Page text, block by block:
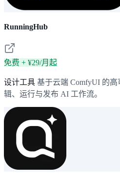
RunningHub
免费 + ¥29/月起
设计工具 基于云端 ComfyUI 的
辑、运行与发布 AI 工作流。